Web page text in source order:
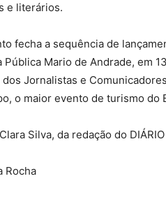
e literários.
fecha a sequência de
Pública Mario de Andrade, em
Jornalistas e
o maior evento de turismo
Silva, da redação do DIÁRIO
Rocha